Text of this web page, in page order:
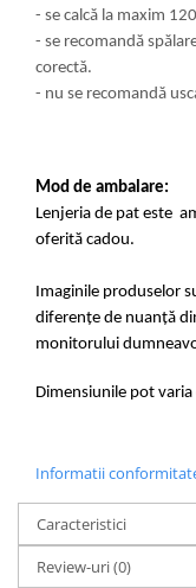
- se calcă la maxim
- se recomandă
- nu se recomandă
Mod de ambalare:
Lenjeria de pat este
oferită cadou.
Imaginile produselor
diferențe de nuanță
monitorului
Dimensiunile pot varia
Informatii
Caracteristici
Review-uri(0)